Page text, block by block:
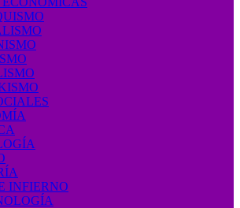
INFIERNO